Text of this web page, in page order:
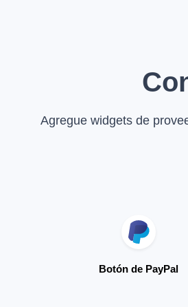
Agregue widgets de
Botón de PayPal